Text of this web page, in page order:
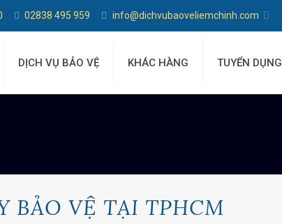
02838 495 959 info@dichvubaoveliemchinh.com
DỊCH VỤ BẢO VỆ KHÁC HÀNG TUYỂN DỤNG
BẢO VỆ TẠI TPHCM